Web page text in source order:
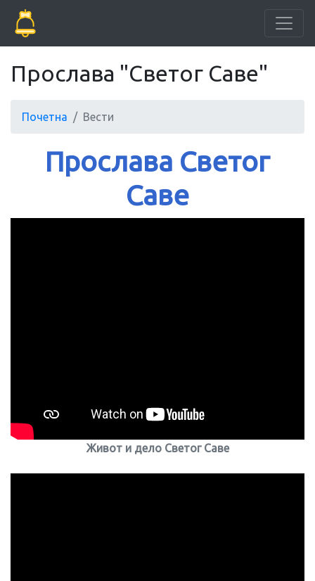
Прослава "Светог Саве"
Почетна Вести
Прослава Светог
Саве
Живот и дело Светог Саве